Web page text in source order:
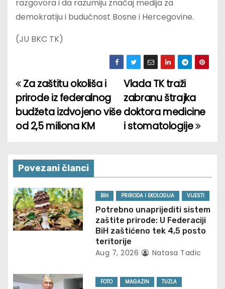
razgovora i da razumiju značaj medija za
demokratiju i budućnost Bosne i Hercegovine.
(JU BKC TK)
P
o
s
n
a
v
i
a
Vlada TK traži
zabranu štrajka
doktora medicine
i stomatologije
Za zaštitu okoliša i
prirode iz federalnog
budžeta izdvojeno više
od 2,5 miliona KM
Povezani članci
BIH PRIRODA I EKOLOGIJA VIJESTI
Potrebno unaprijediti sistem
zaštite prirode: U Federaciji
BiH zaštićeno tek 4,5 posto
teritorije
Aug 7, 2026 Natasa Tadic
FOTO MAGAZIN
TUZLA